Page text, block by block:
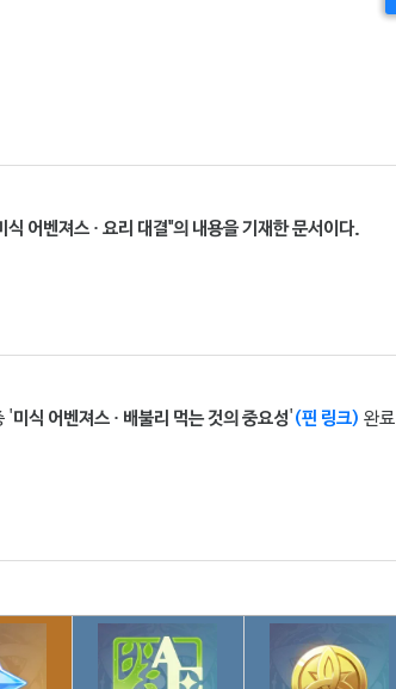
식 어벤져스 · 요리 대결"의 내용을 기재한 문서이다.
'미식 어벤져스 · 배불리 먹는 것의 중요성'(핀 링크) 완료